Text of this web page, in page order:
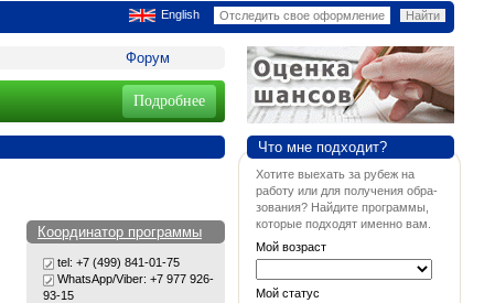
English
Форум
Подробнее
Координатор программы
tel: +7 (499) 841-01-75
WhatsApp/Viber: +7 977 926-
93-15
Что мне подходит?
Хотите выехать за рубеж на
работу или для получения обра-
зования? Найдите программы,
которые подходят именно вам.
Мой возраст
Мой статус